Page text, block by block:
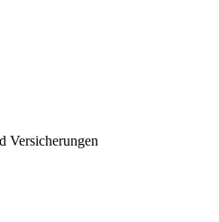
Versicherungen